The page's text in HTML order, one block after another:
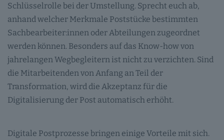
Schlüsselrolle bei der Umstellung. Sprecht euch ab,
anhand welcher Merkmale Poststücke bestimmten
Sachbearbeiter:innen oder Abteilungen zugeordnet
werden können. Besonders auf das Know-how von
jahrelangen Wegbegleitern ist nicht zu verzichten. Sind
die Mitarbeitenden von Anfang an Teil der
Transformation, wird die Akzeptanz für die
Digitalisierung der Post automatisch erhöht.
Digitale Postprozesse bringen einige Vorteile mit sich.